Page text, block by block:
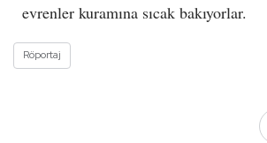
evrenler kuramına sıcak bakıyorlar.
Röportaj